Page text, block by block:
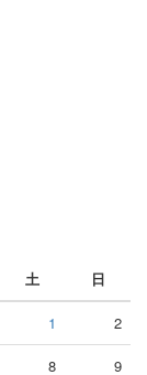
土 日
1 2
8 9